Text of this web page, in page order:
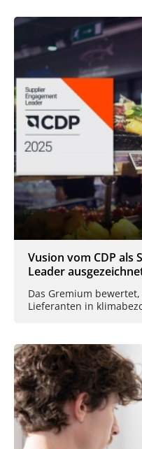
Vusion vom CDP als
Leader
Das Gremium
Lieferanten in